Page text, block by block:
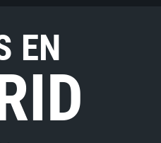
EN